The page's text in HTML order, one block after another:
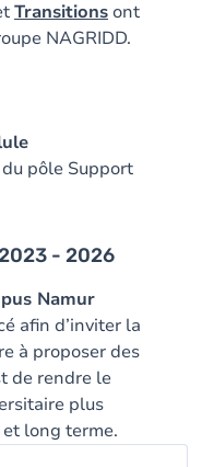
Transitions ont
NAGRIDD.
pôle Support
- 2026
Namur
afin d’inviter la
à proposer des
de rendre le
plus
long terme.